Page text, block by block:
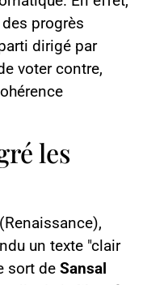
progrès
dirigé par
voter contre,
les
(Renaissance),
un texte "clair
sort de Sansal